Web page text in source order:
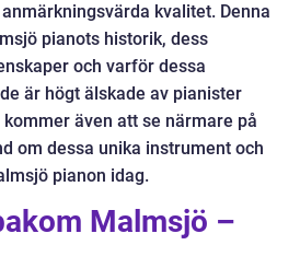
kvalitet. Denna
pianots historik, dess
och varför dessa
är högt älskade av pianister
även att se närmare på
om dessa unika instrument och
pianon idag.
Malmsjö –